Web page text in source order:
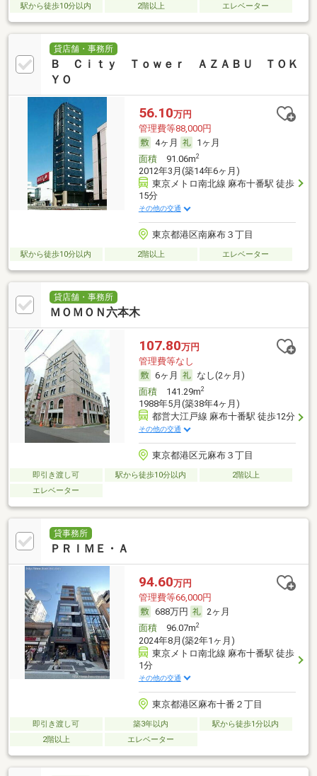
駅から徒歩10分以内 2階以上 エレベーター
貸店舗・事務所
Ｂ Ｃｉｔｙ Ｔｏｗｅｒ ＡＺＡＢＵ ＴＯＫ
ＹＯ
56.10万円
管理費等88,000円
4ヶ月
1ヶ月
面積91.06m2
2012年3月(築14年6ヶ月)
東京メトロ南北線 麻布十番駅 徒歩
15分
その他の交通
東京都港区南麻布３丁目
駅から徒歩10分以内 2階以上 エレベーター
貸店舗・事務所
ＭＯＭＯＮ六本木
107.80万円
管理費等なし
6ヶ月
なし(2ヶ月)
面積141.29m2
1988年5月(築38年4ヶ月)
都営大江戸線 麻布十番駅 徒歩12分
その他の交通
東京都港区元麻布３丁目
即引き渡し可 駅から徒歩10分以内
2階以上
エレベーター
貸事務所
ＰＲＩＭＥ・Ａ
94.60万円
管理費等66,000円
688万円
2ヶ月
面積96.07m2
2024年8月(築2年1ヶ月)
東京メトロ南北線 麻布十番駅 徒歩
1分
その他の交通
東京都港区麻布十番２丁目
即引き渡し可 築3年以内
駅から徒歩1分以内
2階以上
エレベーター